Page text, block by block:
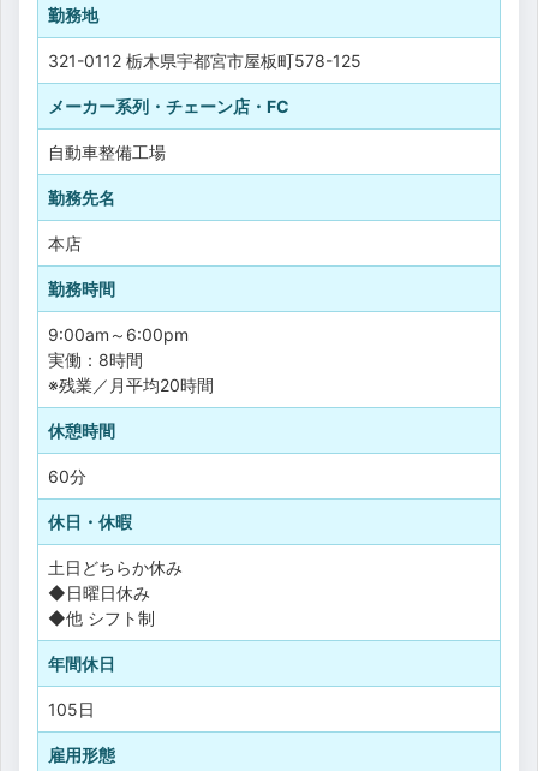
勤務地
321-0112 栃木県宇都宮市屋板町578-125
メーカー系列・チェーン店・FC
自動車整備工場
勤務先名
本店
勤務時間
9:00am～6:00pm
実働：8時間
※残業／月平均20時間
休憩時間
60分
休日・休暇
土日どちらか休み
◆日曜日休み
◆他 シフト制
年間休日
105日
雇用形態